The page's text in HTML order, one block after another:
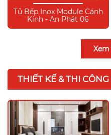
Tủ Bếp Inox Module Cánh
Kính - An Phát 06
Xem
THIẾT KẾ & THI